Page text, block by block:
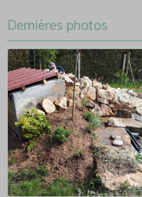
Dernières photos